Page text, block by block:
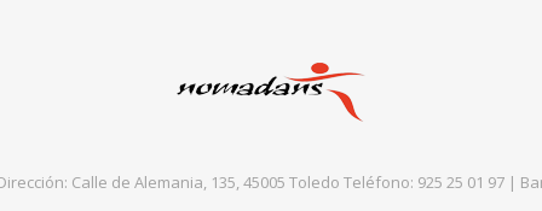
Calle de Alemania, 135, 45005 Toledo Teléfono: 925 25 01 97 |